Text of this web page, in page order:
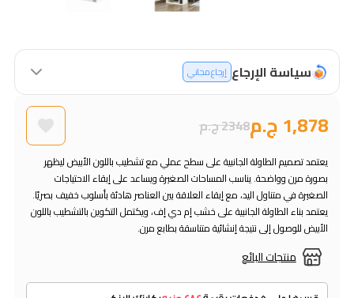
سياسة الإرجاع إرجاع مجاني
1,878 ج.م 2348 ج.م
منتجات البائع
يعتمد تصميم الطاولة الجانبية على سطح عملي مع تشطيب باللون الأبيض ليظهر
بصورة مرن وواضحة. يناسب المساحات الصغيرة ويساعد على إبقاء الاحتياجات
الصغيرة في متناول اليد، مع إبقاء العلاقة بين العناصر هادئة بأسلوب خفيف بصريًا.
يعتمد بناء الطاولة الجانبية على خشب إم دي إف، ويكتمل التكوين بالتشطيب باللون
الأبيض للوصول إلى نتيجة إنشائية متناسقة بطابع مرن.